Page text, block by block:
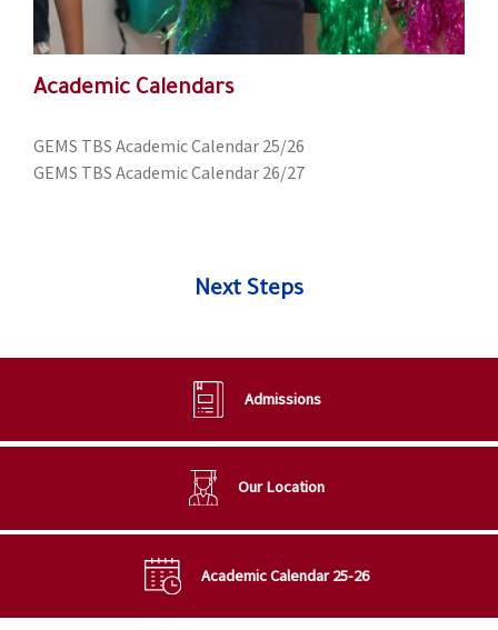
Academic Calendars
GEMS TBS Academic Calendar 25/26
GEMS TBS Academic Calendar 26/27
Next Steps
Admissions
Our Location
Academic Calendar 25-26